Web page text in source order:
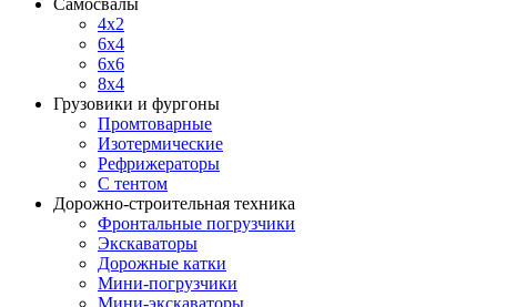
Самосвалы
4x2
6x4
6x6
8x4
Грузовики и фургоны
Промтоварные
Изотермические
Рефрижераторы
С тентом
Дорожно-строительная техника
Фронтальные погрузчики
Экскаваторы
Дорожные катки
Мини-погрузчики
Мини-экскаваторы